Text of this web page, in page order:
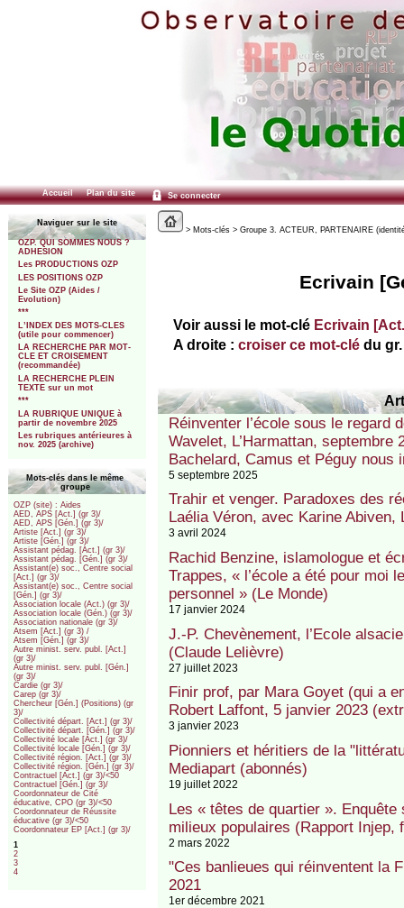
Accueil Plan du site Se connecter
Naviguer sur le site
OZP. QUI SOMMES NOUS ?
ADHESION
Les PRODUCTIONS OZP
LES POSITIONS OZP
Le Site OZP (Aides /
Evolution)
***
L’INDEX DES MOTS-CLES
(utile pour commencer)
LA RECHERCHE PAR MOT-
CLE ET CROISEMENT
(recommandée)
LA RECHERCHE PLEIN
TEXTE sur un mot
***
LA RUBRIQUE UNIQUE à
partir de novembre 2025
Les rubriques antérieures à
nov. 2025 (archive)
Mots-clés dans le même
groupe
OZP (site) : Aides
AED, APS [Act.] (gr 3)/
AED, APS [Gén.] (gr 3)/
Artiste [Act.] (gr 3)/
Artiste [Gén.] (gr 3)/
Assistant pédag. [Act.] (gr 3)/
Assistant pédag. [Gén.] (gr 3)/
Assistant(e) soc., Centre social
[Act.] (gr 3)/
Assistant(e) soc., Centre social
[Gén.] (gr 3)/
Association locale (Act.) (gr 3)/
Association locale (Gén.) (gr 3)/
Association nationale (gr 3)/
Atsem [Act.] (gr 3) /
Atsem [Gén.] (gr 3)/
Autre minist. serv. publ. [Act.]
(gr 3)/
Autre minist. serv. publ. [Gén.]
(gr 3)/
Cardie (gr 3)/
Carep (gr 3)/
Chercheur [Gén.] (Positions) (gr
3)/
Collectivité départ. [Act.] (gr 3)/
Collectivité départ. [Gén.] (gr 3)/
Collectivité locale [Act.] (gr 3)/
Collectivité locale [Gén.] (gr 3)/
Collectivité région. [Act.] (gr 3)/
Collectivité région. [Gén.] (gr 3)/
Contractuel [Act.] (gr 3)/<50
Contractuel [Gén.] (gr 3)/
Coordonnateur de Cité
éducative, CPO (gr 3)/<50
Coordonnateur de Réussite
éducative (gr 3)/<50
Coordonnateur EP [Act.] (gr 3)/
1
2
3
4
> Mots-clés > Groupe 3. ACTEUR, PARTENAIRE
Ecrivain
Voir aussi le mot-clé Ecrivain
A droite :croiser ce mot-clé du
Réinventer l’école sous le regard
Wavelet, L’Harmattan,
Bachelard, Camus et Péguy nous
5 septembre 2025
Trahir et venger. Paradoxes des
Laélia Véron, avec Karine
3 avril 2024
Rachid Benzine, islamologue et
Trappes, « l’école a été pour moi
personnel » (Le Monde)
17 janvier 2024
J.-P. Chevènement, l’Ecole
(Claude Lelièvre)
27 juillet 2023
Finir prof, par Mara Goyet (qui a
Robert Laffont, 5 janvier 2023
3 janvier 2023
Pionniers et héritiers de la
Mediapart (abonnés)
19 juillet 2022
Les « têtes de quartier ».
milieux populaires (Rapport Injep,
2 mars 2022
"Ces banlieues qui réinventent la
2021
1er décembre 2021